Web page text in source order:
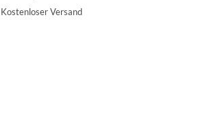
Kostenloser Versand